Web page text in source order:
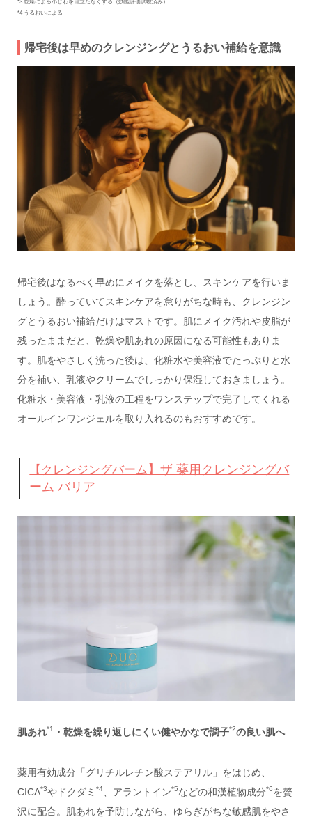
*3 乾燥による小じわを目立たなくする（効能評価試験済み）
*4 うるおいによる
帰宅後は早めのクレンジングとうるおい補給を意識
帰宅後はなるべく早めにメイクを落とし、スキンケアを行いま
しょう。酔っていてスキンケアを怠りがちな時も、クレンジン
グとうるおい補給だけはマストです。肌にメイク汚れや皮脂が
残ったままだと、乾燥や肌あれの原因になる可能性もありま
す。肌をやさしく洗った後は、化粧水や美容液でたっぷりと水
分を補い、乳液やクリームでしっかり保湿しておきましょう。
化粧水・美容液・乳液の工程をワンステップで完了してくれる
オールインワンジェルを取り入れるのもおすすめです。
【クレンジングバーム 】ザ 薬用クレンジングバ
ーム バリア
肌あれ*1 ・乾燥を繰り返 しにくい健やかなで調子*2の良い肌へ
薬用有効成分「グリチルレチン酸ステアリル」をはじめ、
CICA*3やドクダミ *4、アラントイン*5などの和漢植物成分*6を贅
沢に配合。肌あれを予防しながら、ゆらぎがちな敏感肌をやさ